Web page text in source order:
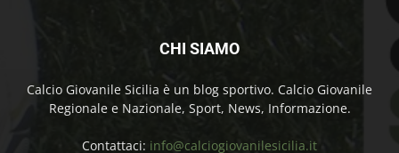
CHI SIAMO
Calcio Giovanile Sicilia è un blog sportivo. Calcio Giovanile
Regionale e Nazionale, Sport, News, Informazione.
Contattaci: info@calciogiovanilesicilia.it